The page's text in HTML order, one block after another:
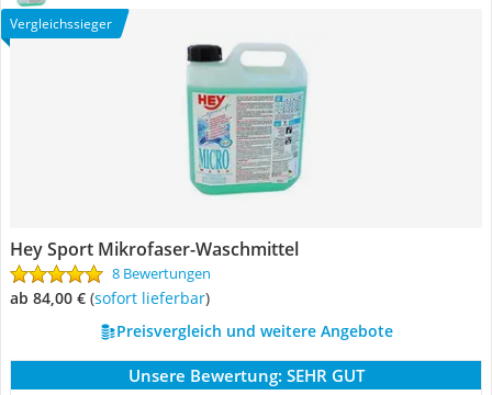
Vergleichssieger
Hey Sport Mikrofaser-Waschmittel
8 Bewertungen
ab 84,00 € ( Sofort lieferbar)
Preisvergleich und weitere Angebote
Unsere Bewertung: SEHR GUT